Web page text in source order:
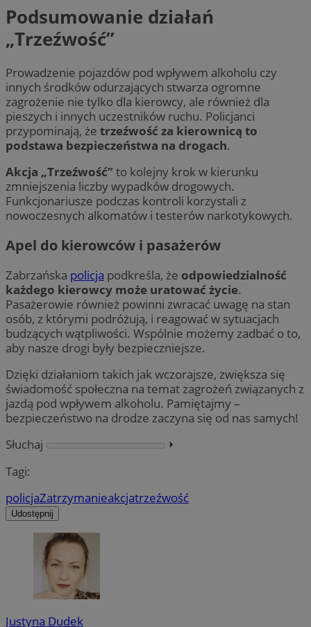
Podsumowanie działań
„Trzeźwość”
Prowadzenie pojazdów pod wpływem alkoholu czy
innych środków odurzających stwarza ogromne
zagrożenie nie tylko dla kierowcy, ale również dla
pieszych i innych uczestników ruchu. Policjanci
przypominają, że trzeźwość za kierownicą to
podstawa bezpieczeństwa na drogach.
Akcja „Trzeźwość” to kolejny krok w kierunku
zmniejszenia liczby wypadków drogowych.
Funkcjonariusze podczas kontroli korzystali z
nowoczesnych alkomatów i testerów narkotykowych.
Apel do kierowców i pasażerów
Zabrzańska policja podkreśla, że odpowiedzialność
każdego kierowcy może uratować życie.
Pasażerowie również powinni zwracać uwagę na stan
osób, z którymi podróżują, i reagować w sytuacjach
budzących wątpliwości. Wspólnie możemy zadbać o to,
aby nasze drogi były bezpieczniejsze.
Dzięki działaniom takich jak wczorajsze, zwiększa się
świadomość społeczna na temat zagrożeń związanych z
jazdą pod wpływem alkoholu. Pamiętajmy –
bezpieczeństwo na drodze zaczyna się od nas samych!
Słuchaj
⏵︎
Tagi:
policjaZatrzymanieakcjatrzeźwość
Udostępnij
Justyna Dudek